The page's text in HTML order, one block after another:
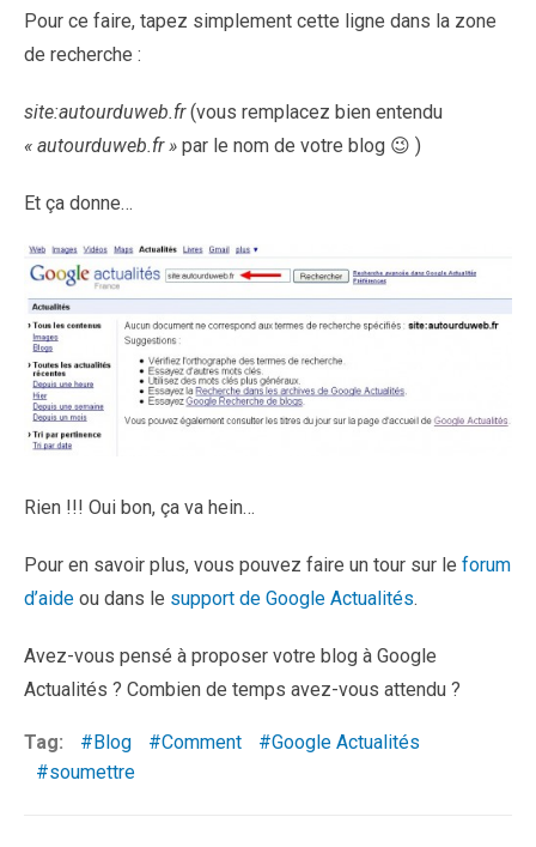
Pour ce faire, tapez simplement cette ligne dans la zone
de recherche :
site:autourduweb.fr(vous remplacez bien entendu
« autourduweb.fr » par le nom de votre blog 😉 )
Et ça donne…
Rien !!! Oui bon, ça va hein…
Pour en savoir plus, vous pouvez faire un tour sur le forum
d’aide ou dans le support de Google Actualités.
Avez-vous pensé à proposer votre blog à Google
Actualités ? Combien de temps avez-vous attendu ?
Tag: Blog Comment
Google Actualités
soumettre